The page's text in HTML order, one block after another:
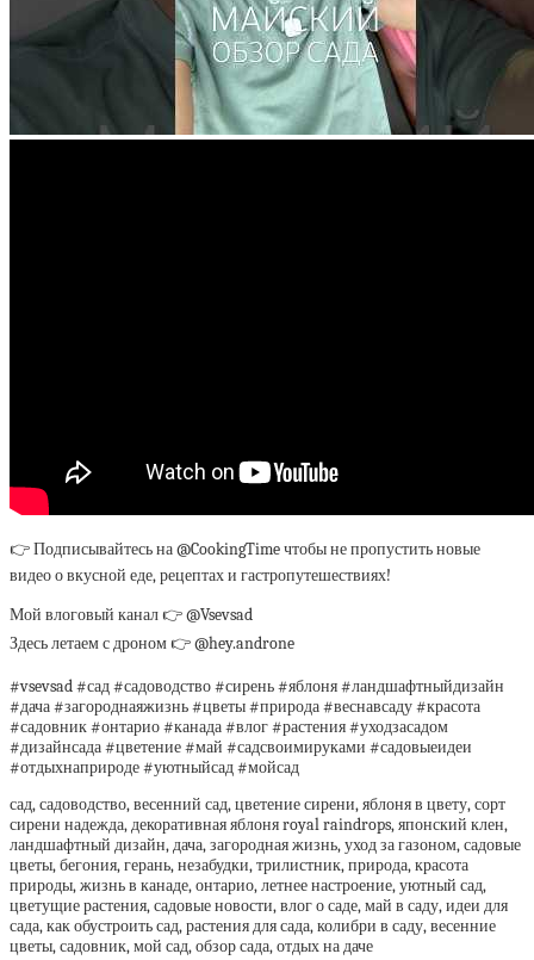
👉 Подписывайтесь на @CookingTime чтобы не пропустить новые
видео о вкусной еде, рецептах и гастропутешествиях!
Мой влоговый канал 👉 @Vsevsad
Здесь летаем с дроном 👉 @hey.androne
#vsevsad #сад #садоводство #сирень #яблоня #ландшафтныйдизайн
#дача #загороднаяжизнь #цветы #природа #веснавсаду #красота
#садовник #онтарио #канада #влог #растения #уходзасадом
#дизайнсада #цветение #май #садсвоимируками #садовыеидеи
#отдыхнаприроде #уютныйсад #мойсад
сад, садоводство, весенний сад, цветение сирени, яблоня в цвету, сорт
сирени надежда, декоративная яблоня royal raindrops, японский клен,
ландшафтный дизайн, дача, загородная жизнь, уход за газоном, садовые
цветы, бегония, герань, незабудки, трилистник, природа, красота
природы, жизнь в канаде, онтарио, летнее настроение, уютный сад,
цветущие растения, садовые новости, влог о саде, май в саду, идеи для
сада, как обустроить сад, растения для сада, колибри в саду, весенние
цветы, садовник, мой сад, обзор сада, отдых на даче